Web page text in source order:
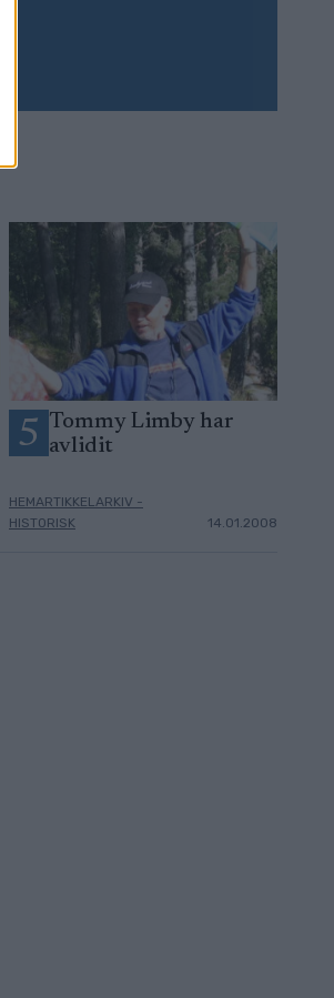
5 Tommy Limby har
avlidit
HEMARTIKKELARKIV -
HISTORISK
14.01.2008